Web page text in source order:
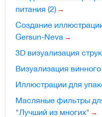
питания (2)
Создание
Gersun-Neva
3D визуализация
Визуализация
Иллюстрации для
Масляные фильтры
"Лучший из многих"